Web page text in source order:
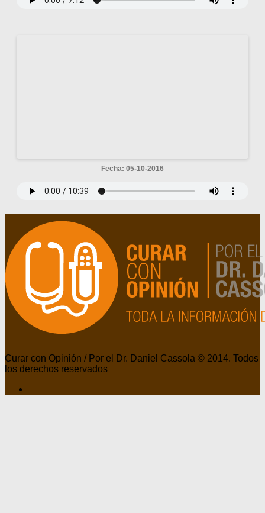
Fecha: 05-10-2016
Curar con Opinión / Por el Dr. Daniel Cassola © 2014. Todos
los derechos reservados